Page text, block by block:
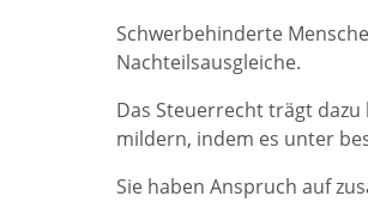
Schwerbehinderte
Nachteilsausgleiche.
Das Steuerrecht trägt
mildern, indem es unter
Sie haben Anspruch auf